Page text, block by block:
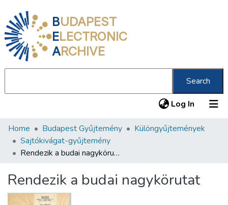
BUDAPEST
ELECTRONIC
ARCHIVE
Search
Log In (current)
Communities & Collections
All of DSpace
About us
Home Budapest Gyűjtemény
Különgyűjtemények
Sajtókivágat-gyűjtemény
Rendezik a budai nagykörutat
Rendezik a budai nagykörutat